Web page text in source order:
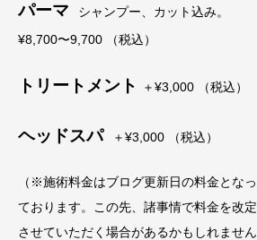
パーマ
シャンプー、カット込み。
¥8,700〜9,700 （税込）
トリートメント ＋¥3,000 （税込）
ヘッドスパ ＋¥3,000 （税込）
（※施術料金はブログ更新日の料金となっ
ております。この先、諸事情で料金を改定
させていただく場合があるかもしれません